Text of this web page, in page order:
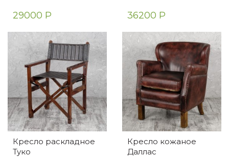
29000 Р 36200 Р
Кресло раскладное
Туко
Кресло кожаное
Даллас